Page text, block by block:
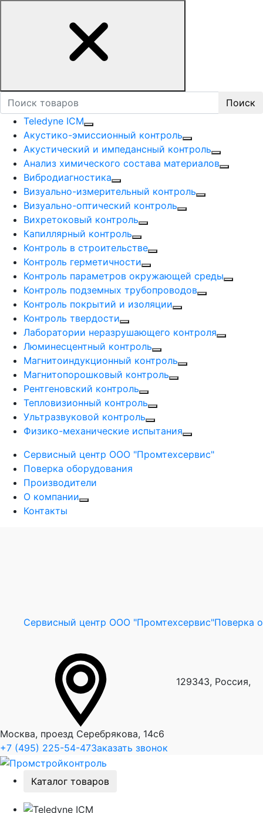
Поиск
Teledyne ICM
Акустико-эмисcионный контроль
Акустический и импедансный контроль
Анализ химического состава материалов
Вибродиагностика
Визуально-измерительный контроль
Визуально-оптический контроль
Вихретоковый контроль
Капиллярный контроль
Контроль в строительстве
Контроль герметичности
Контроль параметров окружающей среды
Контроль подземных трубопроводов
Контроль покрытий и изоляции
Контроль твердости
Лаборатории неразрушающего контроля
Люминесцентный контроль
Магнитоиндукционный контроль
Магнитопорошковый контроль
Рентгеновский контроль
Тепловизионный контроль
Ультразвуковой контроль
Физико-механические испытания
Сервисный центр ООО "Промтехсервис"
Поверка оборудования
Производители
О компании
Контакты
Сервисный центр ООО "Промтехсервис"Поверка
129343, Россия,
Москва, проезд Серебрякова, 14с6
+7 (495) 225-54-47Заказать звонок
Каталог товаров